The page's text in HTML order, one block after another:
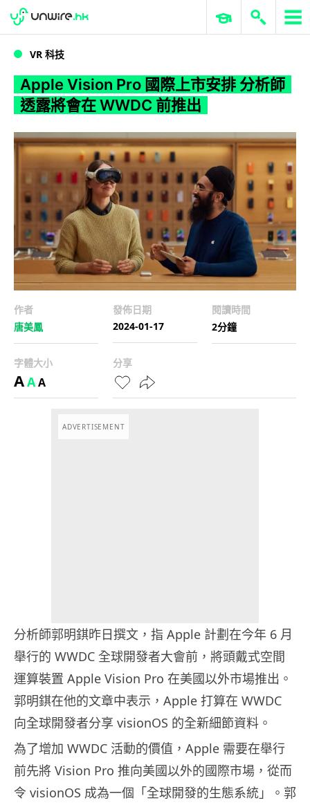
WWDC 2026 ERP 與商業 AI
VR 科技
Apple Vision Pro 國際上市安排 分析師
透露將會在 WWDC 前推出
作者
唐美鳳
發佈日期
2024-01-17
閱讀時間
2分鐘
字體大小
AAA
分享
ADVERTISEMENT
分析師郭明錤昨日撰文，指 Apple 計劃在今年 6 月
舉行的 WWDC 全球開發者大會前，將頭戴式空間
運算裝置 Apple Vision Pro 在美國以外市場推出。
郭明錤在他的文章中表示，Apple 打算在 WWDC
向全球開發者分享 visionOS 的全新細節資料。
為了增加 WWDC 活動的價值，Apple 需要在舉行
前先將 Vision Pro 推向美國以外的國際市場，從而
令 visionOS 成為一個「全球開發的生態系統」。郭